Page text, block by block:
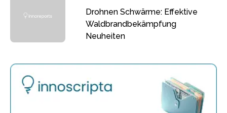
Drohnen Schwärme: Effektive
Waldbrandbekämpfung
Neuheiten